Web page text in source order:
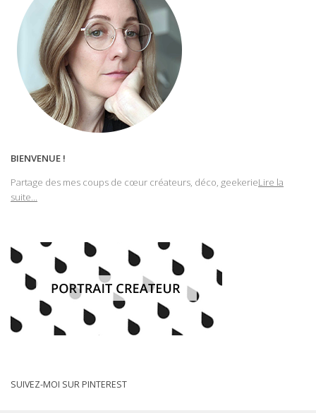
BIENVENUE !
Partage des mes coups de cœur créateurs, déco, geekerieLire la
suite...
SUIVEZ-MOI SUR PINTEREST